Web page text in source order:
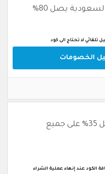
يصل 80%
تلقائي لا تحتاج الى كود
الخصومات
كوبون نمشي يصل 35% على جميع
الكود عند إنهاء عملية الشراء